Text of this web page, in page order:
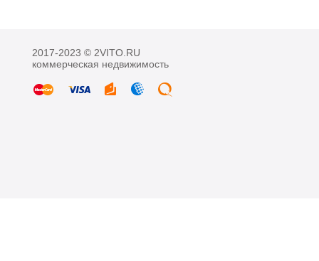
2017-2023 © 2VITO.RU
коммерческая недвижимость